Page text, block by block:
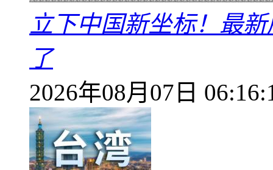
立下中国新坐标！最
了
2026年08月07日